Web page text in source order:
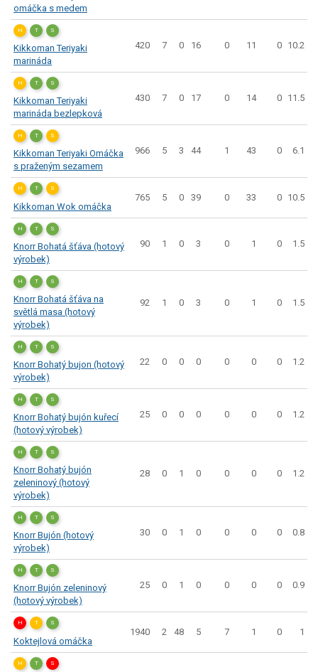
omáčka s medem
H T S
Kikkoman Teriyaki
marináda
420 7 0 16 0 11 0 10.2
H T S
Kikkoman Teriyaki
marináda bezlepková
430 7 0 17 0 14 0 11.5
H T S
Kikkoman Teriyaki Omáčka
s praženým sezamem
966 5 3 44 1 43 0 6.1
H T S
Kikkoman Wok omáčka
765 5 0 39 0 33 0 10.5
H T S
Knorr Bohatá šťáva (hotový
výrobek)
90 1 0 3 0 1 0 1.5
H T S
Knorr Bohatá šťáva na
světlá masa (hotový
výrobek)
92 1 0 3 0 1 0 1.5
H T S
Knorr Bohatý bujon (hotový
výrobek)
22 0 0 0 0 0 0 1.2
H T S
Knorr Bohatý bujón kuřecí
(hotový výrobek)
25 0 0 0 0 0 0 1.2
H T S
Knorr Bohatý bujón
zeleninový (hotový
výrobek)
28 0 1 0 0 0 0 1.2
H T S
Knorr Bujón (hotový
výrobek)
30 0 1 0 0 0 0 0.8
H T S
Knorr Bujón zeleninový
(hotový výrobek)
25 0 1 0 0 0 0 0.9
H T S
Koktejlová omáčka
1940 2 48 5 7 1 0 1
H T S